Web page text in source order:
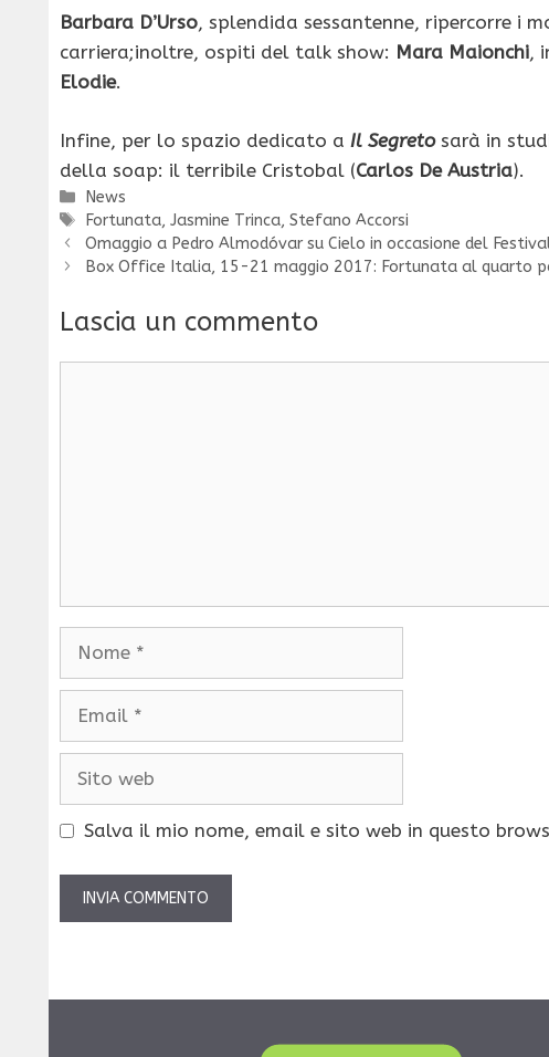
Barbara D’Urso, splendida sessantenne, ripercorre i
carriera;inoltre, ospiti del talk show: Mara Maionchi,
Elodie.
Infine, per lo spazio dedicato a Il Segretosarà in
della soap: il terribile Cristobal (Carlos De Austria).
Categorie
News
Tag
Fortunata,Jasmine Trinca,Stefano Accorsi
Omaggio a Pedro Almodóvar su Cielo in occasione del
Box Office Italia, 15-21 maggio 2017: Fortunata al quarto
Lascia un commento
Nome
Email
Sito
Salva il mio nome, email e sito web in questo